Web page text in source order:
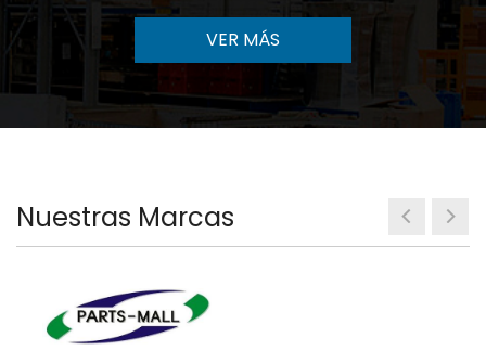
VER MÁS
Nuestras Marcas